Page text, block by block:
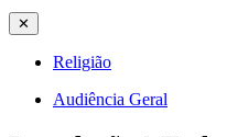
✕
Religião
Audiência Geral